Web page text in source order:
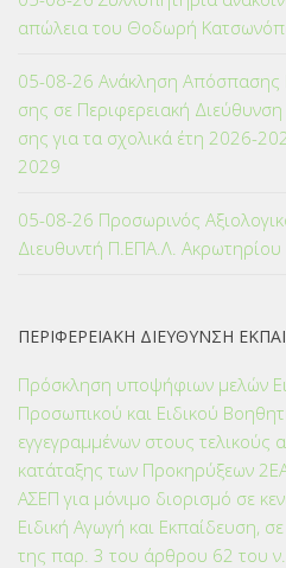
απώλεια του Θοδωρή
05-08-26 Ανάκληση Απόσπασης
σης σε Περιφερειακή
σης για τα σχολικά έτη 2026-
2029
05-08-26 Προσωρινός
Διευθυντή Π.ΕΠΑ.Λ. Ακρωτηρίου
ΠΕΡΙΦΕΡΕΙΑΚΗ ΔΙΕΥΘΥΝΣΗ
Πρόσκληση υποψήφιων μελών
Προσωπικού και Ειδικού
εγγεγραμμένων στους τελικούς
κατάταξης των Προκηρύξεων
ΑΣΕΠ για μόνιμο διορισμό σε
Ειδική Αγωγή και Εκπαίδευση,
της παρ. 3 του άρθρου 62 του